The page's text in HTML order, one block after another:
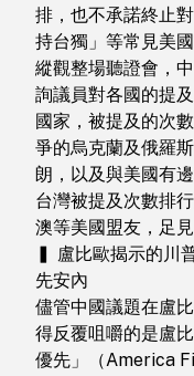
排，也不承諾終止
持台獨」等常見美國
縱觀整場聽證會，
詢議員對各國的提
國家，被提及的次
爭的烏克蘭及俄羅
朗，以及與美國有
台灣被提及次數排
澳等美國盟友，足
▍ 盧比歐揭示的川
先安內
儘管中國議題在盧
得反覆咀嚼的是盧
優先」（America